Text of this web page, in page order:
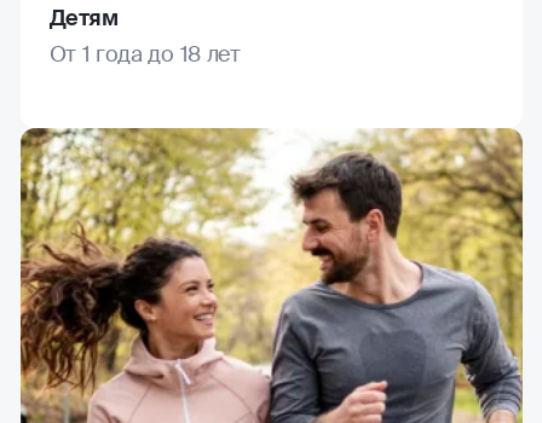
Детям
От 1 года до 18 лет